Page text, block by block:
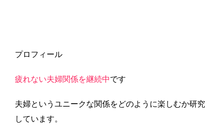
プロフィール
疲れない夫婦関係を継続中です
夫婦というユニークな関係をどのように楽しむか研究
しています。